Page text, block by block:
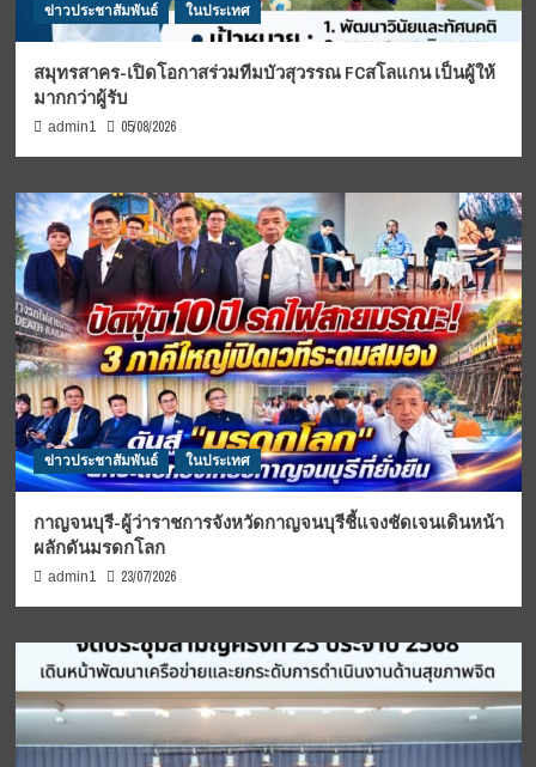
ข่าวประชาสัมพันธ์ ในประเทศ
สมุทรสาคร-เปิดโอกาสร่วมทีมบัวสุวรรณ FCสโลแกน เป็นผู้ให้
มากกว่าผู้รับ
admin1 05/08/2026
ข่าวประชาสัมพันธ์ ในประเทศ
กาญจนบุรี-ผู้ว่าราชการจังหวัดกาญจนบุรีชี้แจงชัดเจนเดินหน้า
ผลักดันมรดกโลก
admin1 23/07/2026